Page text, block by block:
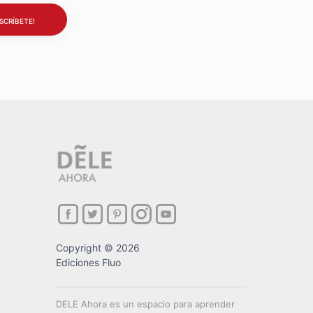
Copyright © 2026
Ediciones Fluo
DELE Ahora es un espacio para aprender